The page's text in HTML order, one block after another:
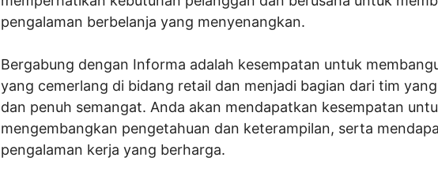
pengalaman berbelanja yang menyenangkan.
Bergabung dengan Informa adalah kesempatan untuk
yang cemerlang di bidang retail dan menjadi bagian dari tim
dan penuh semangat. Anda akan mendapatkan kesempatan
mengembangkan pengetahuan dan keterampilan, serta
pengalaman kerja yang berharga.